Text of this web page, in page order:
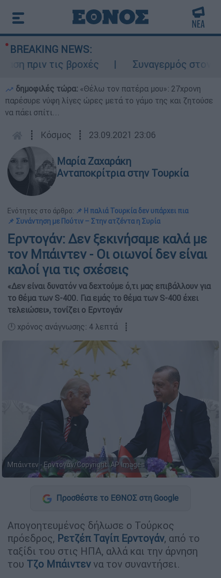
BREAKING NEWS:
τις βροχές
Συναγερμός στον
δημοφιλές τώρα: «Θέλω τον πατέρα μου»: 27χρονη
παρέσυρε νύφη λίγες ώρες μετά το γάμο της και ζητούσε
να πάει σπίτι...
┋ Κόσμος ┋ 23.09.2021 23:06
Μαρία Ζαχαράκη
Ανταποκρίτρια στην Τουρκία
Ενότητες στο άρθρο: 📌 H παλιά Τουρκία δεν υπάρχει πια
📌 Συνάντηση με Πούτιν – Στην ατζέντα η Συρία
Ερντογάν: Δεν ξεκινήσαμε καλά με
τον Μπάιντεν - Οι οιωνοί δεν είναι
καλοί για τις σχέσεις
«Δεν είναι δυνατόν να δεχτούμε ό,τι μας επιβάλλουν για
το θέμα των S-400. Για εμάς το θέμα των S-400 έχει
τελειώσει», τονίζει ο Ερντογάν
🕛 χρόνος ανάγνωσης: 4 λεπτά ┋
Μπάιντεν - Ερντογάν/Copyright: AP Images
Προσθέστε το ΕΘΝΟΣ στη Google
Απογοητευμένος δήλωσε ο Τούρκος
πρόεδρος, Ρετζέπ Ταγίπ Ερντογάν, από το
ταξίδι του στις ΗΠΑ, αλλά και την άρνηση
του Τζο Μπάιντεννα τον συναντήσει.